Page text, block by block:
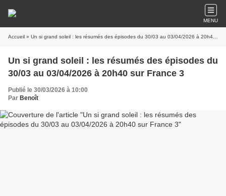
MENU
Accueil » Un si grand soleil : les résumés des épisodes du 30/03 au 03/04/2026 à 20h40 sur France 3
Un si grand soleil : les résumés des épisodes du
30/03 au 03/04/2026 à 20h40 sur France 3
Publié le 30/03/2026 à 10:00
Par Benoît